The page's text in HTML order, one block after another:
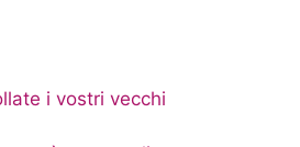
i vostri vecchi